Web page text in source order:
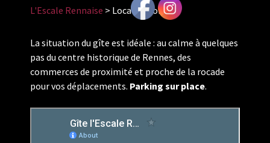
L'Escale Rennaise > Localisation
La situation du gîte est idéale : au calme à quelques
pas du centre historique de Rennes, des
commerces de proximité et proche de la rocade
pour vos déplacements. Parking sur place.